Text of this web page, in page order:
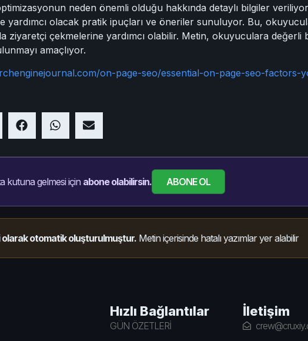
neden önemli olduğu hakkında detaylı bilgiler
yardımcı olacak pratik ipuçları ve öneriler sunuluyor. Bu,
ziyaretçi çekmelerine yardımcı olabilir. Metin, okuyuculara değerli
amaçlıyor.
on-page-seo/essential-on-page-seo-factors-
kutuna gelmesi için abone olabilirsin. ABONE OL
otomatik oluşturulmuştur. Metin içerisinde hatalı yazımlar yer alabilir
Hızlı Bağlantılar
GÜN ÖZETLERİ
İletişim